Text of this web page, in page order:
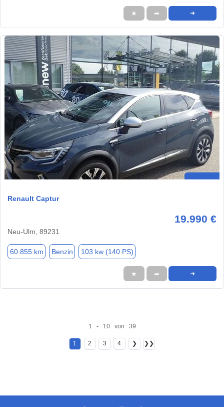
★ ➦ ➜
Renault Captur
19.990 €
Neu-Ulm, 89231
60.855 km Benzin 103 kw (140 PS)
★ ➦ ➜
1 - 10 von 39
1 2 3 4 ❯ ❯❯